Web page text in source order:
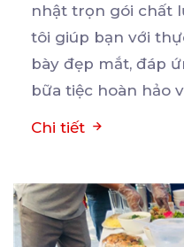
nhật trọn gói chất
tôi giúp bạn với
bày đẹp mắt, đáp
bữa tiệc hoàn hảo
Chi tiết